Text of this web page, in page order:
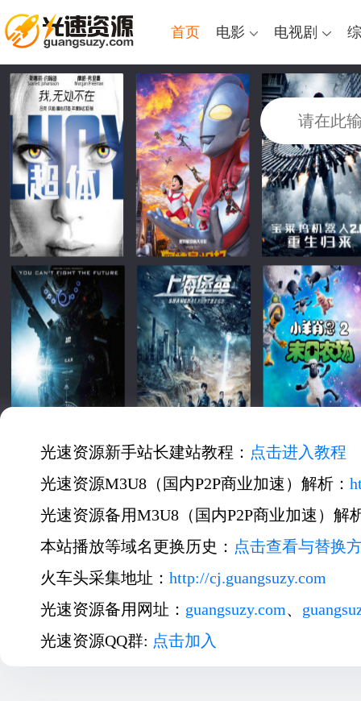
首页 电影 电视剧
光速资源新手站长建站教程： 点击进入教程
光速资源M3U8（国内P2P商业加速）解析：
光速资源备用M3U8（国内P2P商业加速）解
本站播放等域名更换历史： 点击查看与替换
火车头采集地址： http://cj.guangsuzy.com
光速资源备用网址： guangsuzy.com、
光速资源QQ群: 点击加入